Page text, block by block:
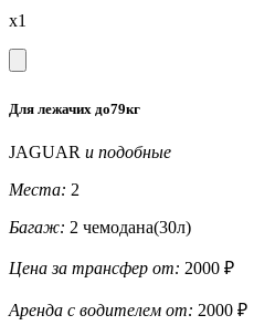
x1
Для лежачих до79кг
JAGUAR и подобные
Места: 2
Багаж: 2 чемодана(30л)
Цена за трансфер от: 2000 ₽
Аренда с водителем от: 2000 ₽